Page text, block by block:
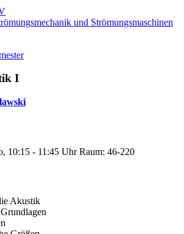
und Strömungsmaschinen
I
10:15 - 11:45 Uhr Raum: 46-220
Akustik